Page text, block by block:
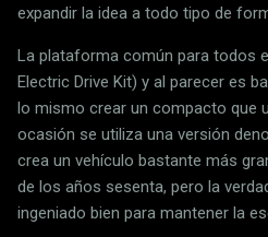
expandir la idea a todo tipo de
La plataforma común para todos
Electric Drive Kit) y al parecer es
lo mismo crear un compacto que
ocasión se utiliza una versión
crea un vehículo bastante más
de los años sesenta, pero la
ingeniado bien para mantener la